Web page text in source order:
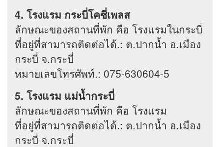
4. โรงแรม กระบี่โคซี่เพลส
ลักษณะของสถานที่พัก คือ โรงแรมในกระบี่
ที่อยู่ที่สามารถติดต่อได้.: ต.ปากน้ำ อ.เมือง
กระบี่ จ.กระบี่
หมายเลขโทรศัพท์.: 075-630604-5
5. โรงแรม แม่น้ำกระบี่
ลักษณะของสถานที่พัก คือ โรงแรม
ที่อยู่ที่สามารถติดต่อได้.: ต.ปากน้ำ อ.เมือง
กระบี่ จ.กระบี่